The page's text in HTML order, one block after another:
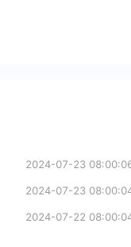
2024-07-23
2024-07-23
2024-07-22